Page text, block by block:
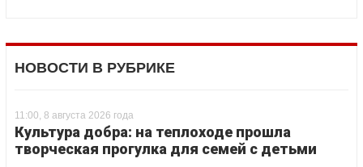
НОВОСТИ В РУБРИКЕ
11:00, 8 августа 2026 года
Культура добра: на теплоходе прошла
творческая прогулка для семей с детьми